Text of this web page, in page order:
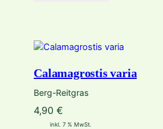
Calamagrostis varia
Berg-Reitgras
4,90€
inkl. 7 % MwSt.